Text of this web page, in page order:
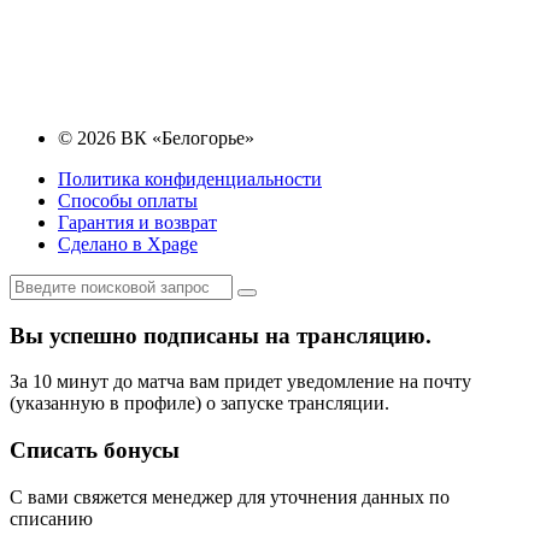
© 2026 ВК «Белогорье»
Политика конфиденциальности
Способы оплаты
Гарантия и возврат
Сделано в Xpage
Вы успешно подписаны на трансляцию.
За 10 минут до матча вам придет уведомление на почту
(указанную в профиле) о запуске трансляции.
Списать бонусы
С вами свяжется менеджер для уточнения данных по
списанию